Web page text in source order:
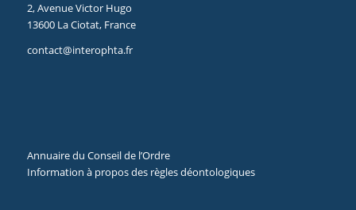
2, Avenue Victor Hugo
13600 La Ciotat, France
contact@interophta.fr
Annuaire du Conseil de l’Ordre
Information à propos des règles déontologiques